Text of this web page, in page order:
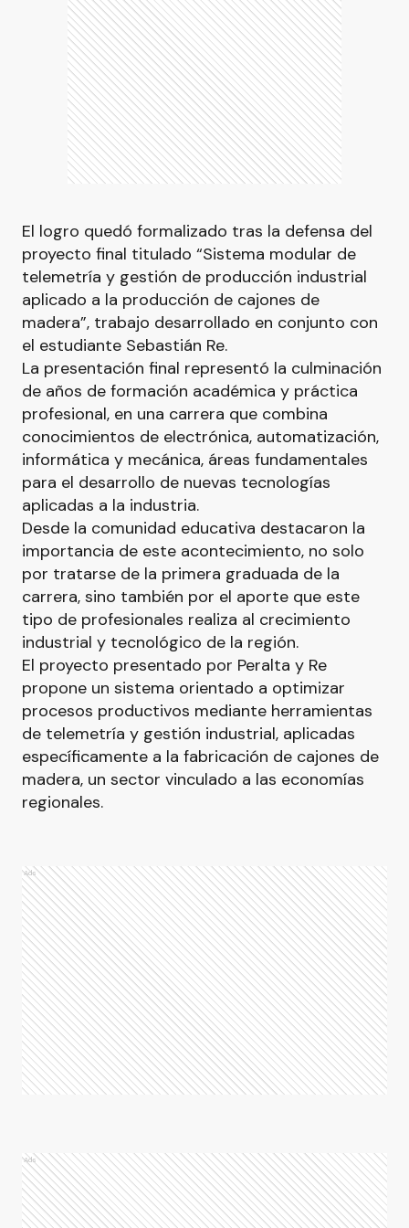
El logro quedó formalizado tras la defensa del
proyecto final titulado “Sistema modular de
telemetría y gestión de producción industrial
aplicado a la producción de cajones de
madera”, trabajo desarrollado en conjunto con
el estudiante Sebastián Re.
La presentación final representó la culminación
de años de formación académica y práctica
profesional, en una carrera que combina
conocimientos de electrónica, automatización,
informática y mecánica, áreas fundamentales
para el desarrollo de nuevas tecnologías
aplicadas a la industria.
Desde la comunidad educativa destacaron la
importancia de este acontecimiento, no solo
por tratarse de la primera graduada de la
carrera, sino también por el aporte que este
tipo de profesionales realiza al crecimiento
industrial y tecnológico de la región.
El proyecto presentado por Peralta y Re
propone un sistema orientado a optimizar
procesos productivos mediante herramientas
de telemetría y gestión industrial, aplicadas
específicamente a la fabricación de cajones de
madera, un sector vinculado a las economías
regionales.
Ads
Ads